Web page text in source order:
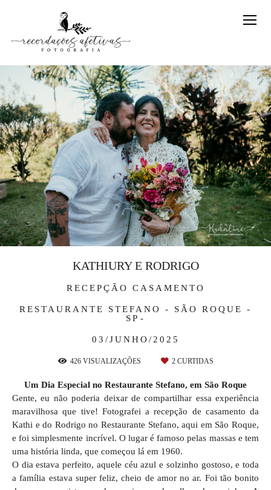
RECEPÇÃO CASAMENTO
RESTAURANTE STEFANO - SÃO ROQUE -
SP
03/JUNHO/2025
KATHIURY E RODRIGO
426VISUALIZAÇÕES 2CURTIDAS
Um Dia Especial no Restaurante Stefano, em São Roque
Gente, eu não poderia deixar de compartilhar essa experiência
maravilhosa que tive! Fotografei a recepção de casamento da
Kathi e do Rodrigo no Restaurante Stefano, aqui em São Roque,
e foi simplesmente incrível. O lugar é famoso pelas massas e tem
uma história linda, que começou lá em 1960.
O dia estava perfeito, aquele céu azul e solzinho gostoso, e toda
a família estava super feliz, cheio de amor no ar. Foi tão bonito